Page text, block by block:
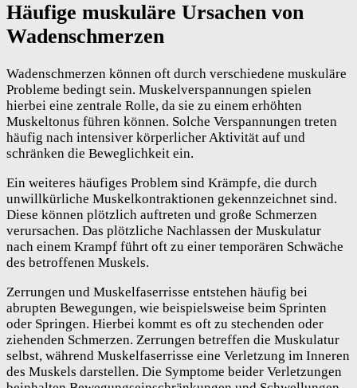
Häufige muskuläre Ursachen von
Wadenschmerzen
Wadenschmerzen können oft durch verschiedene muskuläre
Probleme bedingt sein. Muskelverspannungen spielen
hierbei eine zentrale Rolle, da sie zu einem erhöhten
Muskeltonus führen können. Solche Verspannungen treten
häufig nach intensiver körperlicher Aktivität auf und
schränken die Beweglichkeit ein.
Ein weiteres häufiges Problem sind Krämpfe, die durch
unwillkürliche Muskelkontraktionen gekennzeichnet sind.
Diese können plötzlich auftreten und große Schmerzen
verursachen. Das plötzliche Nachlassen der Muskulatur
nach einem Krampf führt oft zu einer temporären Schwäche
des betroffenen Muskels.
Zerrungen und Muskelfaserrisse entstehen häufig bei
abrupten Bewegungen, wie beispielsweise beim Sprinten
oder Springen. Hierbei kommt es oft zu stechenden oder
ziehenden Schmerzen. Zerrungen betreffen die Muskulatur
selbst, während Muskelfaserrisse eine Verletzung im Inneren
des Muskels darstellen. Die Symptome beider Verletzungen